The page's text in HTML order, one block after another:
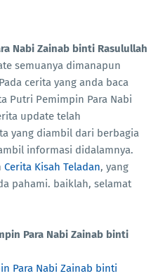
Nabi Zainab binti Rasulullah
semuanya dimanapun
cerita yang anda baca
Putri Pemimpin Para Nabi
update telah
yang diambil dari berbagia
informasi didalamnya.
Cerita Kisah Teladan, yang
pahami. baiklah, selamat
Para Nabi Zainab binti
Para Nabi Zainab binti